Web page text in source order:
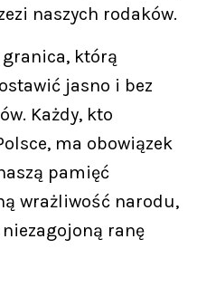
naszych rodaków.
którą
jasno i bez
Każdy, kto
ma obowiązek
pamięć
wrażliwość narodu,
ranę